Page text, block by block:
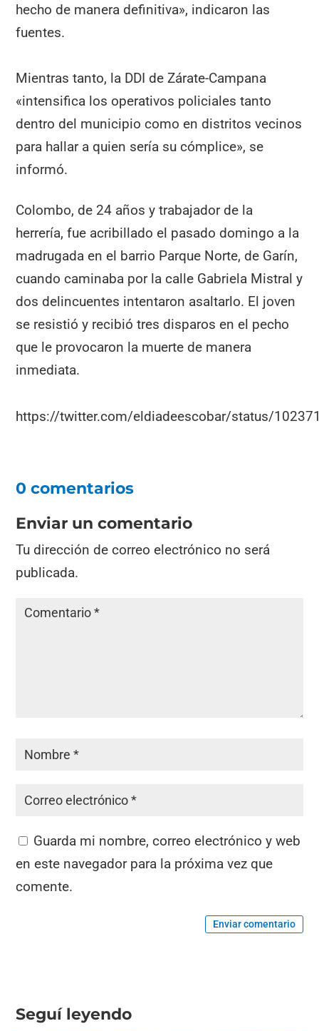
hecho de manera definitiva», indicaron las
fuentes.
Mientras tanto, la DDI de Zárate-Campana
«intensifica los operativos policiales tanto
dentro del municipio como en distritos vecinos
para hallar a quien sería su cómplice», se
informó.
Colombo, de 24 años y trabajador de la
herrería, fue acribillado el pasado domingo a la
madrugada en el barrio Parque Norte, de Garín,
cuando caminaba por la calle Gabriela Mistral y
dos delincuentes intentaron asaltarlo. El joven
se resistió y recibió tres disparos en el pecho
que le provocaron la muerte de manera
inmediata.
https://twitter.com/eldiadeescobar/status/
0 comentarios
Enviar un comentario
Tu dirección de correo electrónico no será
publicada.
Guarda mi nombre, correo electrónico y web
en este navegador para la próxima vez que
comente.
Enviar comentario
Seguí leyendo